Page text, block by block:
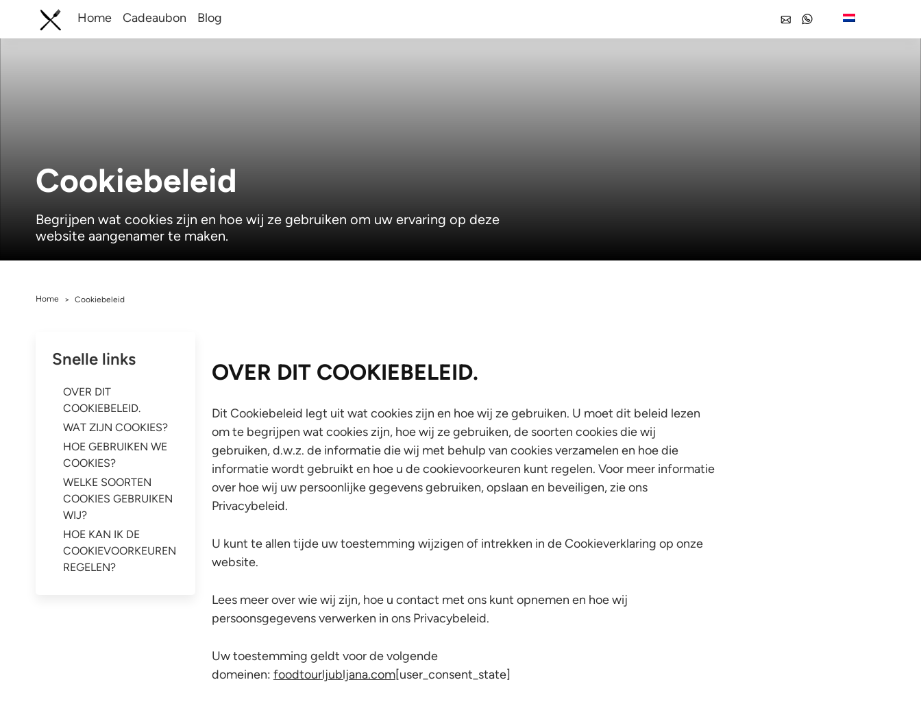
Home Cadeaubon Blog
Cookiebeleid
Begrijpen wat cookies zijn en hoe wij ze gebruiken om uw ervaring op deze
website aangenamer te maken.
Home > Cookiebeleid
Snelle links
OVER DIT
COOKIEBELEID.
WAT ZIJN COOKIES?
HOE GEBRUIKEN WE
COOKIES?
WELKE SOORTEN
COOKIES GEBRUIKEN
WIJ?
HOE KAN IK DE
COOKIEVOORKEUREN
REGELEN?
OVER DIT COOKIEBELEID.
Dit Cookiebeleid legt uit wat cookies zijn en hoe wij ze gebruiken. U moet dit beleid lezen
om te begrijpen wat cookies zijn, hoe wij ze gebruiken, de soorten cookies die wij
gebruiken, d.w.z. de informatie die wij met behulp van cookies verzamelen en hoe die
informatie wordt gebruikt en hoe u de cookievoorkeuren kunt regelen. Voor meer informatie
over hoe wij uw persoonlijke gegevens gebruiken, opslaan en beveiligen, zie ons
Privacybeleid.
U kunt te allen tijde uw toestemming wijzigen of intrekken in de Cookieverklaring op onze
website.
Lees meer over wie wij zijn, hoe u contact met ons kunt opnemen en hoe wij
persoonsgegevens verwerken in ons Privacybeleid.
Uw toestemming geldt voor de volgende
domeinen: foodtourljubljana.com[user_consent_state]